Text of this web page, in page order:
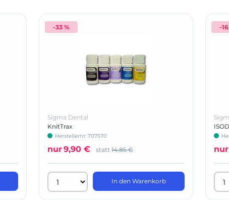
-33 %
Sigma Dental
KnitTrax
Herstellernr: 707570
nur9,90 € statt 14,85 €
In den Warenkorb
-
nur